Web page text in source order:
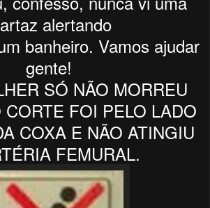
alertando
banheiro. Vamos ajudar
gente!
SÓ NÃO MORREU
FOI PELO LADO
COXA E NÃO ATINGIU
FEMURAL.